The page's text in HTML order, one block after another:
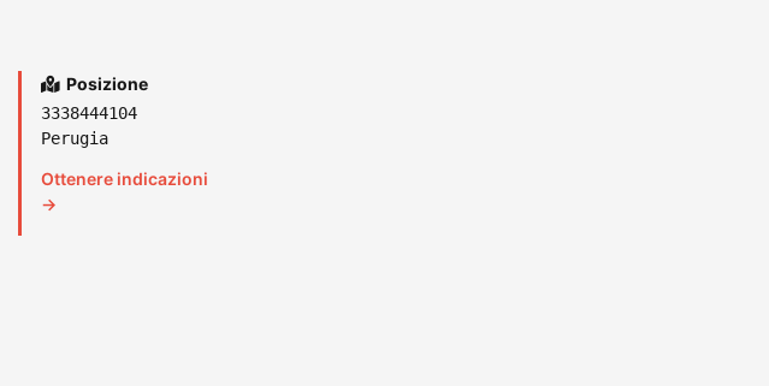
Posizione
3338444104
Perugia
Ottenere indicazioni
→